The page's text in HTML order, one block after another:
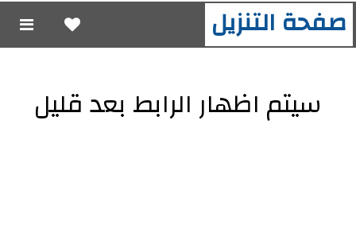
صفحة التنزيل
سيتم اظهار الرابط بعد قليل